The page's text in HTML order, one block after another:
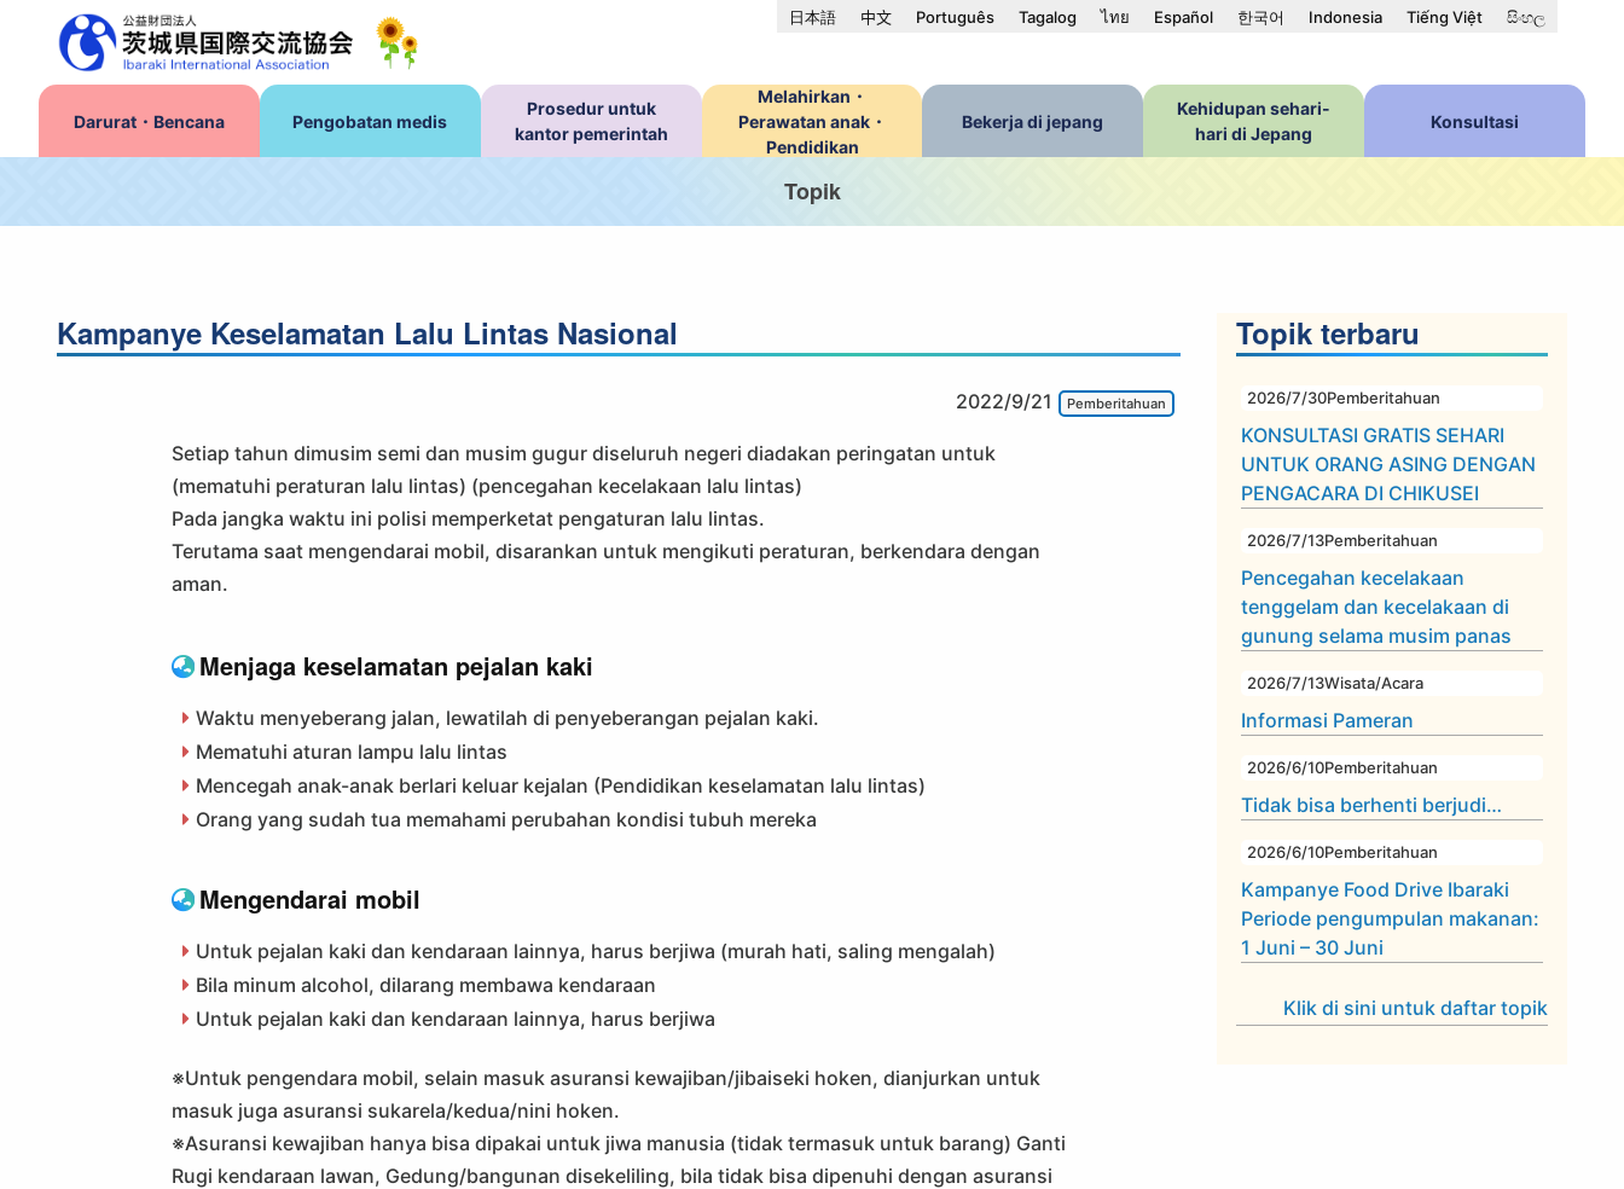
日本語 中文 Português Tagalog ไทย Español 한국어 Indonesia Tiếng Việt සිංහල
Darurat・Bencana Pengobatan medis
Prosedur untuk
kantor pemerintah
Melahirkan・
Perawatan anak・
Pendidikan
Bekerja di jepang
Kehidupan sehari-
hari di Jepang
Konsultasi
Topik
Kampanye Keselamatan Lalu Lintas Nasional
2022/9/21 Pemberitahuan
Setiap tahun dimusim semi dan musim gugur diseluruh negeri diadakan peringatan untuk
(mematuhi peraturan lalu lintas) (pencegahan kecelakaan lalu lintas)
Pada jangka waktu ini polisi memperketat pengaturan lalu lintas.
Terutama saat mengendarai mobil, disarankan untuk mengikuti peraturan, berkendara dengan
aman.
Menjaga keselamatan pejalan kaki
Waktu menyeberang jalan, lewatilah di penyeberangan pejalan kaki.
Mematuhi aturan lampu lalu lintas
Mencegah anak-anak berlari keluar kejalan (Pendidikan keselamatan lalu lintas)
Orang yang sudah tua memahami perubahan kondisi tubuh mereka
Mengendarai mobil
Untuk pejalan kaki dan kendaraan lainnya, harus berjiwa (murah hati, saling mengalah)
Bila minum alcohol, dilarang membawa kendaraan
Untuk pejalan kaki dan kendaraan lainnya, harus berjiwa
※Untuk pengendara mobil, selain masuk asuransi kewajiban/jibaiseki hoken, dianjurkan untuk
masuk juga asuransi sukarela/kedua/nini hoken.
※Asuransi kewajiban hanya bisa dipakai untuk jiwa manusia (tidak termasuk untuk barang) Ganti
Rugi kendaraan lawan, Gedung/bangunan disekeliling, bila tidak bisa dipenuhi dengan asuransi
Topik terbaru
2026/7/30Pemberitahuan
KONSULTASI GRATIS SEHARI
UNTUK ORANG ASING DENGAN
PENGACARA DI CHIKUSEI
2026/7/13Pemberitahuan
Pencegahan kecelakaan
tenggelam dan kecelakaan di
gunung selama musim panas
2026/7/13Wisata/Acara
Informasi Pameran
2026/6/10Pemberitahuan
Tidak bisa berhenti berjudi…
2026/6/10Pemberitahuan
Kampanye Food Drive Ibaraki
Periode pengumpulan makanan:
1 Juni – 30 Juni
Klik di sini untuk daftar topik